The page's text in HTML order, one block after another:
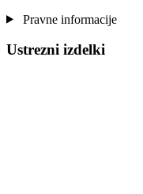
Pravne informacije
Ustrezni izdelki